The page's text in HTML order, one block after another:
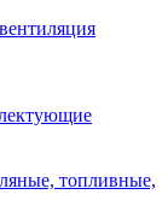
топливные,